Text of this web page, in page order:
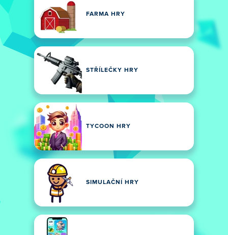
FARMA HRY
STŘÍLEČKY HRY
TYCOON HRY
SIMULAČNÍ HRY